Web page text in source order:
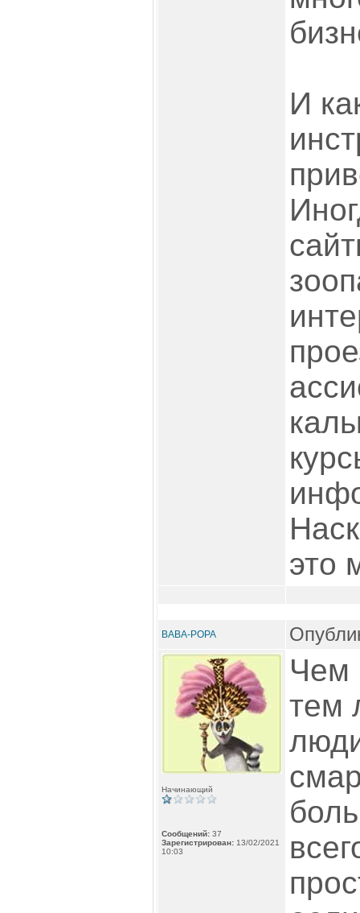
И
это
BABA-POPA
Начинающий
Сообщений: 37
Зарегистрирован: 13/02/2021
10:03
Чем
тем